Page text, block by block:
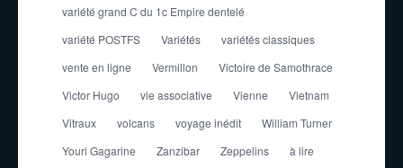
variété grand C du 1c Empire dentelé
variété POSTFS
Variétés
variétés classiques
vente en ligne
Vermillon
Victoire de Samothrace
Victor Hugo
vie associative Vienne
Vietnam
Vitraux
volcans voyage inédit
William Turner
Youri Gagarine
Zanzibar Zeppelins
à lire